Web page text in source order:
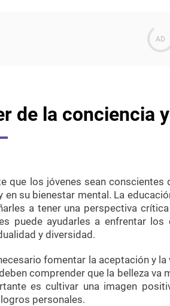
de la conciencia
que los jóvenes sean
en su bienestar mental. La
a tener una perspectiva
puede ayudarles a enfrentar
y diversidad.
fomentar la aceptación y
comprender que la belleza
es cultivar una imagen
personales.